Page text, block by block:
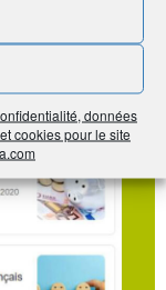
données
cookies pour le site